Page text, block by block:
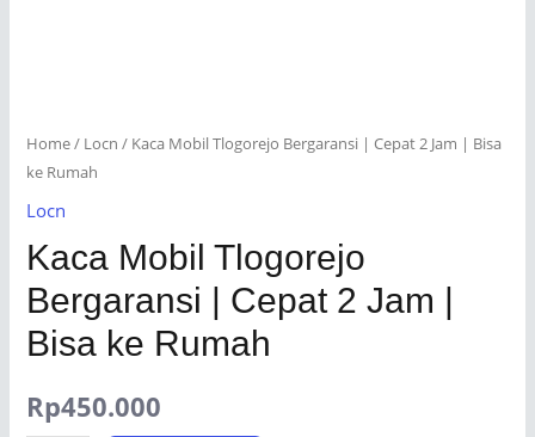
Home/ Locn / Kaca Mobil Tlogorejo Bergaransi | Cepat 2 Jam | Bisa
ke Rumah
Locn
Kaca Mobil Tlogorejo
Bergaransi | Cepat 2 Jam |
Bisa ke Rumah
Rp450.000